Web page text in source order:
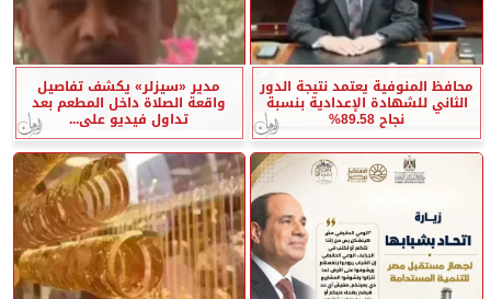
محافظ المنوفية يعتمد نتيجة الدور
الثاني للشهادة الإعدادية بنسبة
نجاح 89.58%
مدير «سيزلر» يكشف تفاصيل
واقعة الصلاة داخل المطعم بعد
تداول فيديو على...